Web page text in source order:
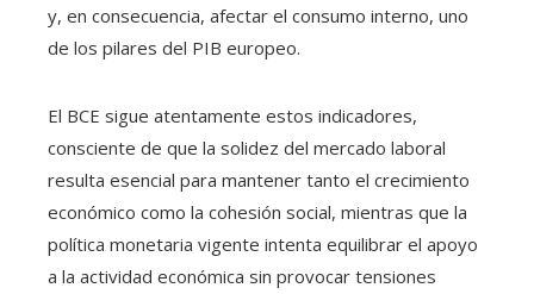
y, en consecuencia, afectar el consumo interno, uno
de los pilares del PIB europeo.
El BCE sigue atentamente estos indicadores,
consciente de que la solidez del mercado laboral
resulta esencial para mantener tanto el crecimiento
económico como la cohesión social, mientras que la
política monetaria vigente intenta equilibrar el apoyo
a la actividad económica sin provocar tensiones